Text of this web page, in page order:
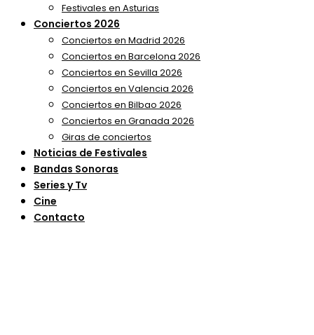
Festivales en Asturias
Conciertos 2026
Conciertos en Madrid 2026
Conciertos en Barcelona 2026
Conciertos en Sevilla 2026
Conciertos en Valencia 2026
Conciertos en Bilbao 2026
Conciertos en Granada 2026
Giras de conciertos
Noticias de Festivales
Bandas Sonoras
Series y Tv
Cine
Contacto